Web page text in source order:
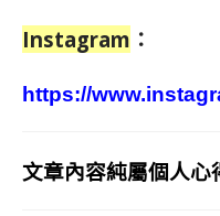
Instagram ：
https://
文章內容純屬個人心